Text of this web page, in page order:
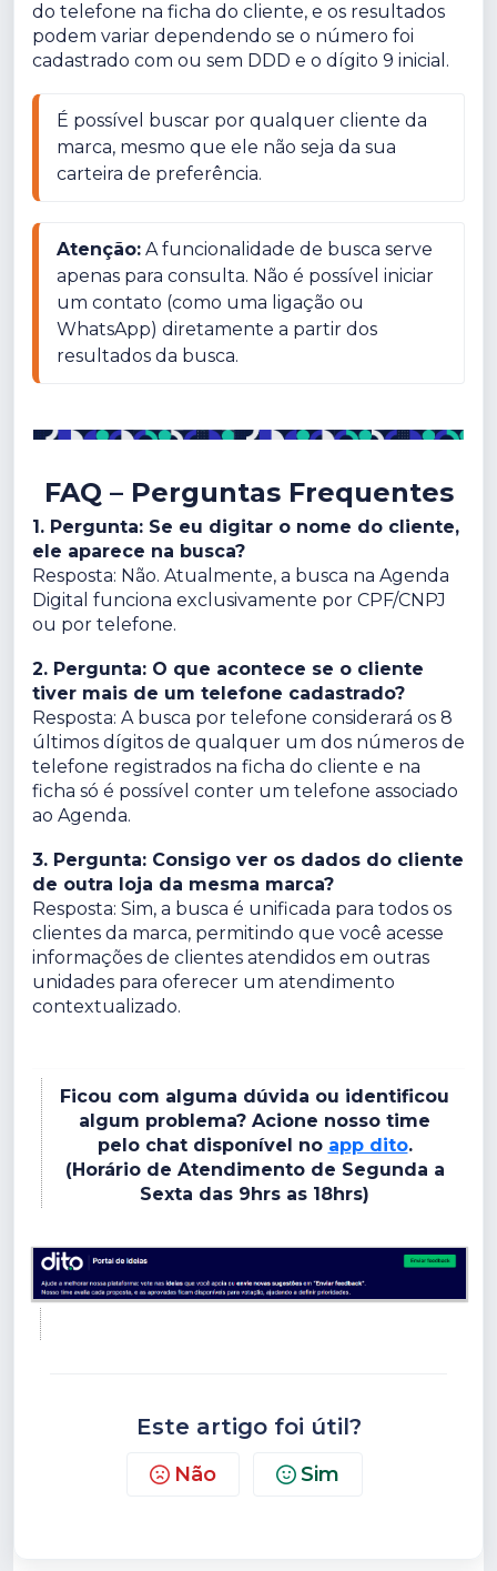
do telefone na ficha do cliente, e os resultados
podem variar dependendo se o número foi
cadastrado com ou sem DDD e o dígito 9 inicial.
É possível buscar por qualquer cliente da
marca, mesmo que ele não seja da sua
carteira de preferência.
Atenção: A funcionalidade de busca serve
apenas para consulta. Não é possível iniciar
um contato (como uma ligação ou
WhatsApp) diretamente a partir dos
resultados da busca.
FAQ – Perguntas Frequentes
1. Pergunta: Se eu digitar o nome do cliente,
ele aparece na busca?
Resposta: Não. Atualmente, a busca na Agenda
Digital funciona exclusivamente por CPF/CNPJ
ou por telefone.
2. Pergunta: O que acontece se o cliente
tiver mais de um telefone cadastrado?
Resposta: A busca por telefone considerará os 8
últimos dígitos de qualquer um dos números de
telefone registrados na ficha do cliente e na
ficha só é possível conter um telefone associado
ao Agenda.
3. Pergunta: Consigo ver os dados do cliente
de outra loja da mesma marca?
Resposta: Sim, a busca é unificada para todos os
clientes da marca, permitindo que você acesse
informações de clientes atendidos em outras
unidades para oferecer um atendimento
contextualizado.
Ficou com alguma dúvida ou identificou
algum problema? Acione nosso time
pelo chat disponível no app dito.
(Horário de Atendimento de Segunda a
Sexta das 9hrs as 18hrs)
Este artigo foi útil?
Não Sim